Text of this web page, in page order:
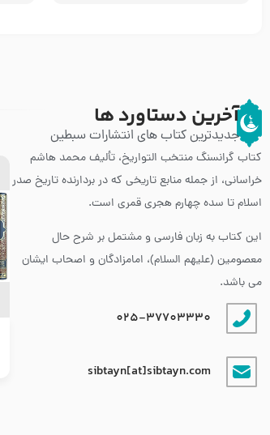
آخرین دستاورد ها
جدیدترین کتاب های انتشارات سبطین
کتاب گرانسنگ منتخب التواريخ، تألیف محمد هاشم
خراسانی، از جمله منابع تاریخی که در بردارنده تاریخ صدر
اسلام تا سده چهارم هجری قمری است.
این کتاب به زبان فارسی و مشتمل بر شرح حال
معصومین (علیهم السلام)، امامزادگان و اصحاب ایشان
می باشد.
025-37703330
sibtayn[at]sibtayn.com